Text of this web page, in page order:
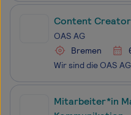
Content
OAS AG
Bremen
Mitarbeiter*in